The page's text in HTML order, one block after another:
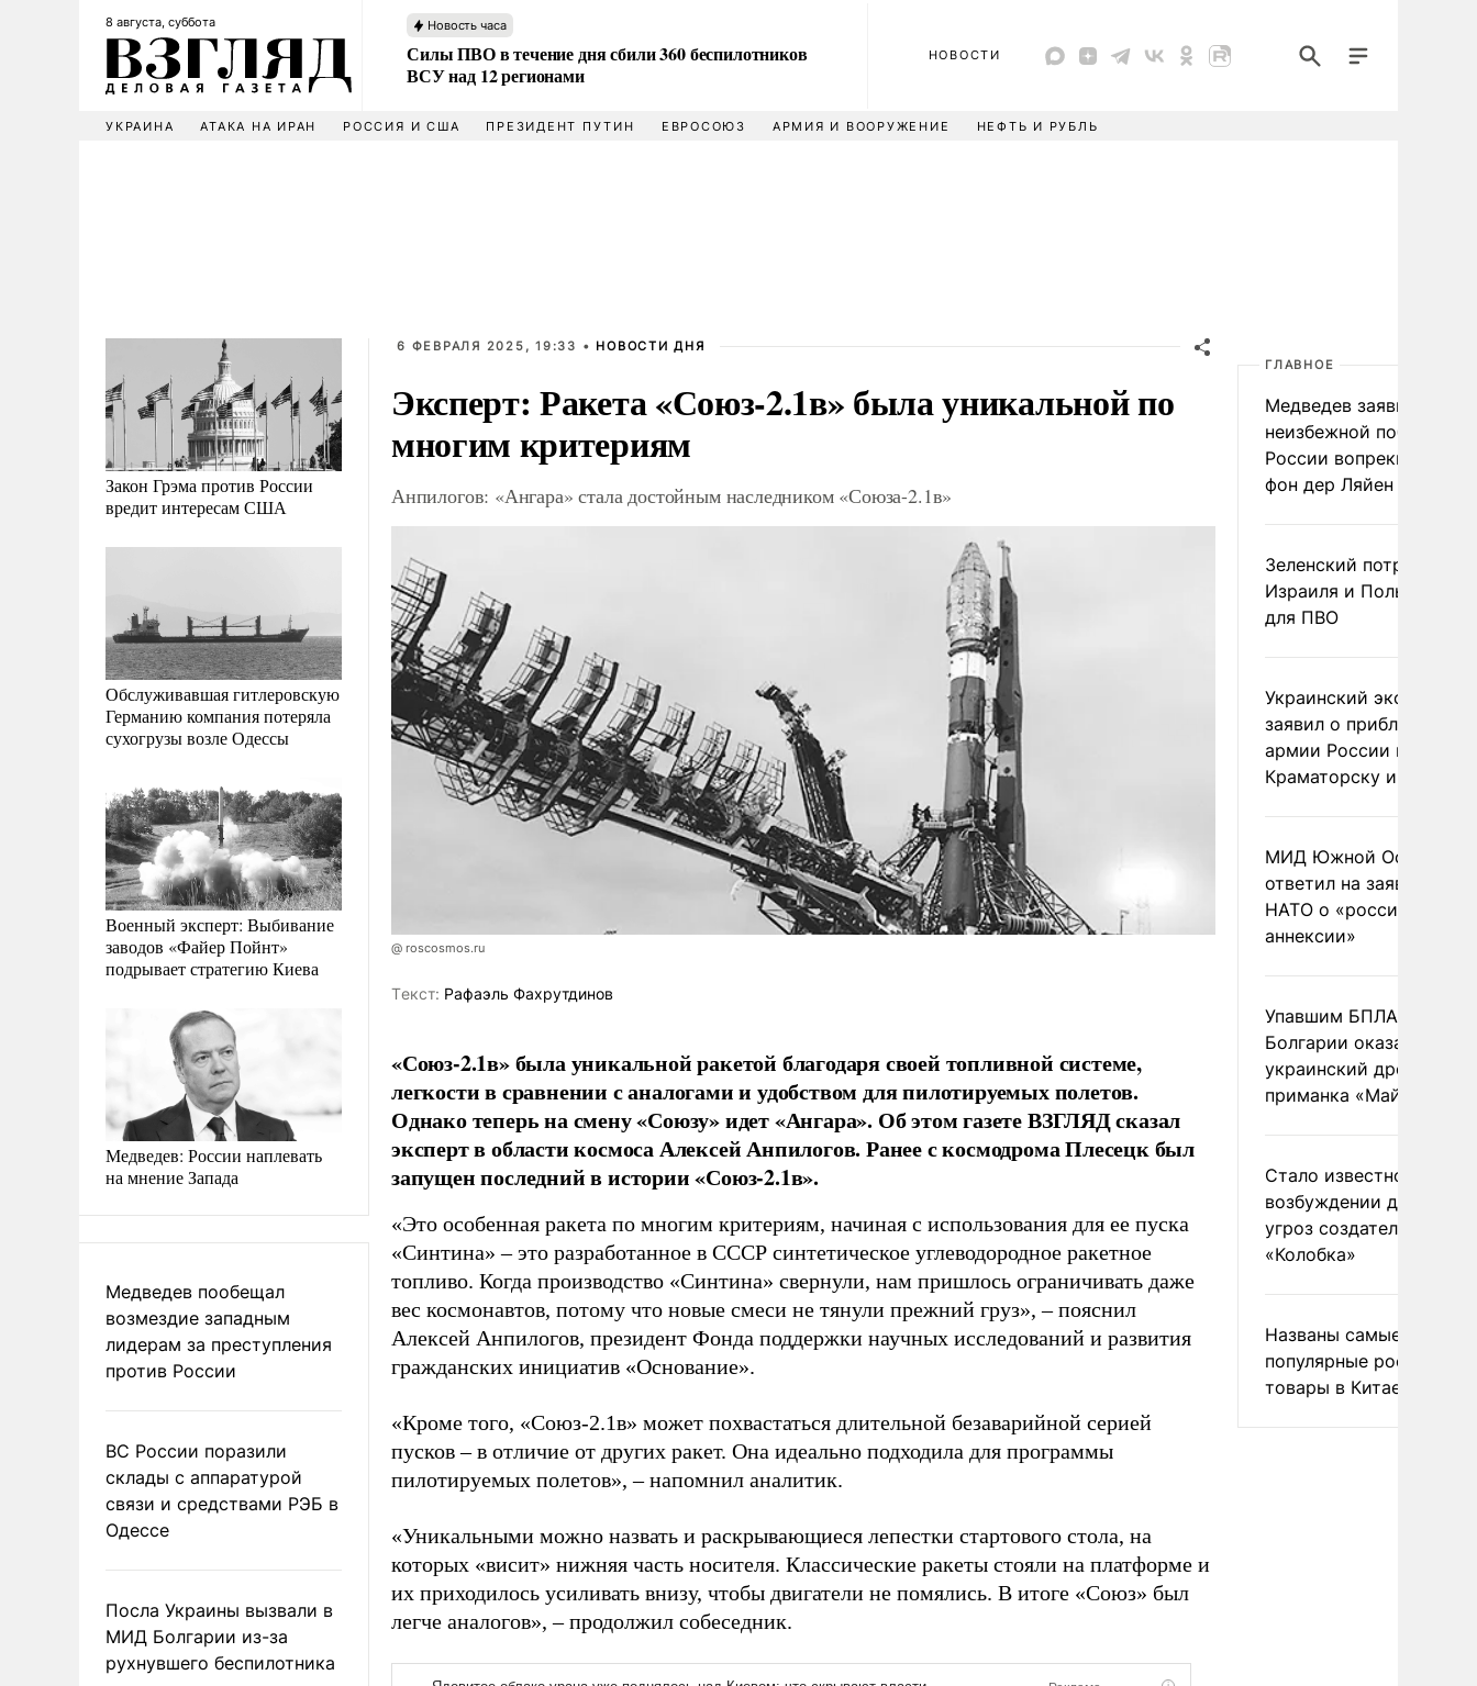
8 августа, суббота Новость часа
Силы ПВО в течение дня сбили 360 беспилотников
ВСУ над 12 регионами
НОВОСТИ
УКРАИНА АТАКА НА ИРАН РОССИЯ И США ПРЕЗИДЕНТ ПУТИН ЕВРОСОЮЗ АРМИЯ И ВООРУЖЕНИЕ НЕФТЬ И РУБЛЬ
Закон Грэма против России
вредит интересам США
Обслуживавшая гитлеровскую
Германию компания потеряла
сухогрузы возле Одессы
Военный эксперт: Выбивание
заводов «Файер Пойнт»
подрывает стратегию Киева
Медведев: России наплевать
на мнение Запада
Медведев пообещал
возмездие западным
лидерам за преступления
против России
ВС России поразили
склады с аппаратурой
связи и средствами РЭБ в
Одессе
Посла Украины вызвали в
МИД Болгарии из-за
рухнувшего беспилотника
6 ФЕВРАЛЯ 2025, 19:33 • НОВОСТИ ДНЯ
Эксперт: Ракета «Союз-2.1в» была уникальной по
многим критериям
Анпилогов: «Ангара» стала достойным наследником «Союза-2.1в»
@ roscosmos.ru
Tекст: Рафаэль Фахрутдинов
«Союз-2.1в» была уникальной ракетой благодаря своей топливной системе,
легкости в сравнении с аналогами и удобством для пилотируемых полетов.
Однако теперь на смену «Союзу» идет «Ангара». Об этом газете ВЗГЛЯД сказал
эксперт в области космоса Алексей Анпилогов. Ранее с космодрома Плесецк был
запущен последний в истории «Союз-2.1в».
«Это особенная ракета по многим критериям, начиная с использования для ее пуска
«Синтина» – это разработанное в СССР синтетическое углеводородное ракетное
топливо. Когда производство «Синтина» свернули, нам пришлось ограничивать даже
вес космонавтов, потому что новые смеси не тянули прежний груз», – пояснил
Алексей Анпилогов, президент Фонда поддержки научных исследований и развития
гражданских инициатив «Основание».
«Кроме того, «Союз-2.1в» может похвастаться длительной безаварийной серией
пусков – в отличие от других ракет. Она идеально подходила для программы
пилотируемых полетов», – напомнил аналитик.
«Уникальными можно назвать и раскрывающиеся лепестки стартового стола, на
которых «висит» нижняя часть носителя. Классические ракеты стояли на платформе и
их приходилось усиливать внизу, чтобы двигатели не помялись. В итоге «Союз» был
легче аналогов», – продолжил собеседник.
ГЛАВНОЕ
Медведев заявил о
неизбежной победе
России вопреки словам
фон дер Ляйен
Зеленский потребовал
Израиля и Польши
для ПВО
Украинский эксперт
заявил о приближении
армии России к
Краматорску и
МИД Южной Осетии
ответил на заявления
НАТО о «российской
аннексии»
Упавшим БПЛА в
Болгарии оказался
украинский дрон-
приманка «Майя»
Стало известно о
возбуждении дела из-
угроз создателям
«Колобка»
Названы самые
популярные российские
товары в Китае